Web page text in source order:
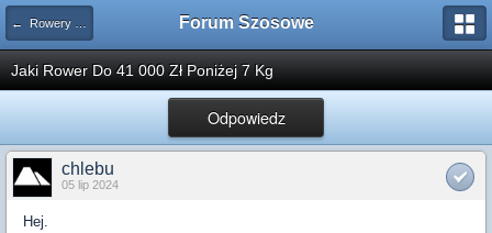
← Rowery oraz ramy Forum Szosowe
Jaki Rower Do 41 000 Zł Poniżej 7 Kg
Odpowiedz
chlebu
05 lip 2024
Hej.